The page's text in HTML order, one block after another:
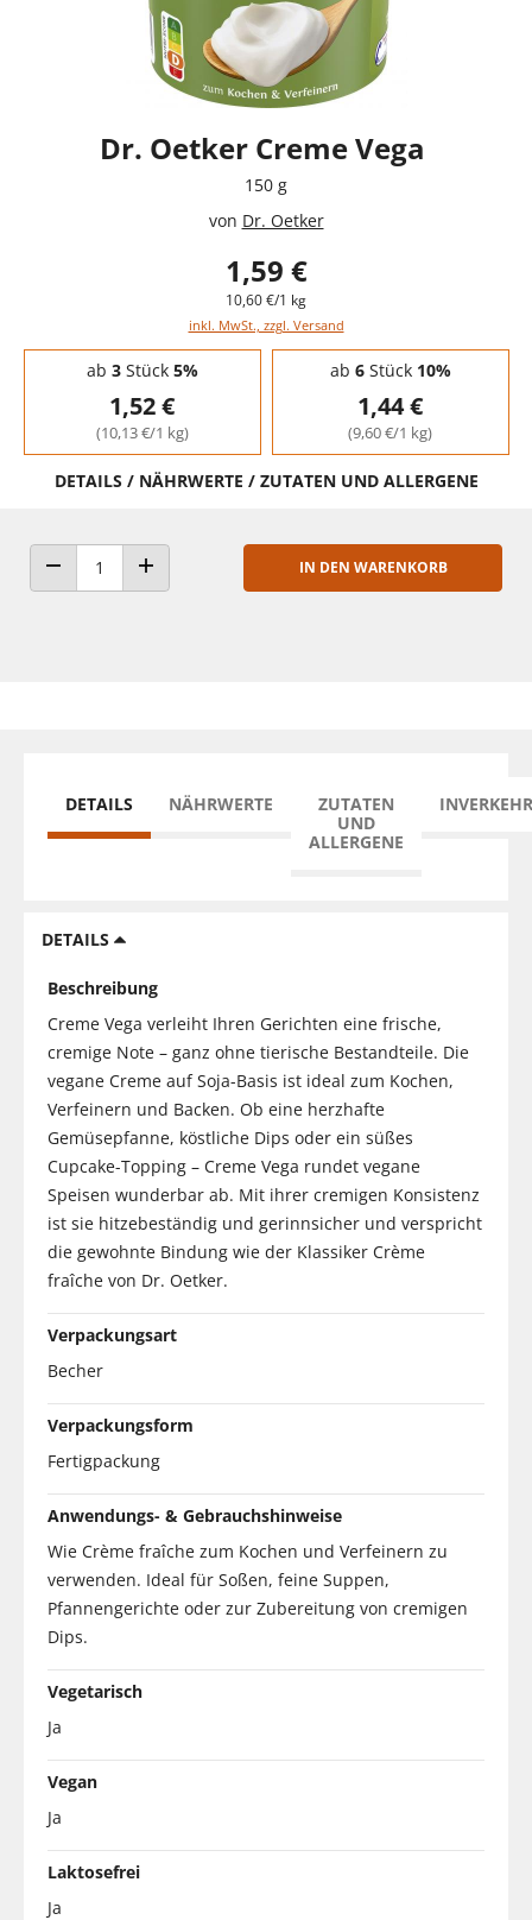
Dr. Oetker Creme Vega
150 g
von Dr. Oetker
1,59 €
10,60 €/1 kg
inkl. MwSt., zzgl. Versand
Staffelpreise - Mengenrabatt
ab 3Stück 5%
1,52 €
(10,13 €/1 kg)
ab 6Stück 10%
1,44 €
(9,60 €/1 kg)
DETAILS / NÄHRWERTE / ZUTATEN UND ALLERGENE
ANZAHL VERRINGERNANZAHL ERHÖHEN
IN DEN WARENKORB
DETAILS NÄHRWERTE
ZUTATEN
UND
ALLERGENE
DETAILS
Beschreibung
Creme Vega verleiht Ihren Gerichten eine frische,
cremige Note – ganz ohne tierische Bestandteile. Die
vegane Creme auf Soja-Basis ist ideal zum Kochen,
Verfeinern und Backen. Ob eine herzhafte
Gemüsepfanne, köstliche Dips oder ein süßes
Cupcake-Topping – Creme Vega rundet vegane
Speisen wunderbar ab. Mit ihrer cremigen Konsistenz
ist sie hitzebeständig und gerinnsicher und verspricht
die gewohnte Bindung wie der Klassiker Crème
fraîche von Dr. Oetker.
Verpackungsart
Becher
Verpackungsform
Fertigpackung
Anwendungs- & Gebrauchshinweise
Wie Crème fraîche zum Kochen und Verfeinern zu
verwenden. Ideal für Soßen, feine Suppen,
Pfannengerichte oder zur Zubereitung von cremigen
Dips.
Vegetarisch
Ja
Vegan
Ja
Laktosefrei
Ja